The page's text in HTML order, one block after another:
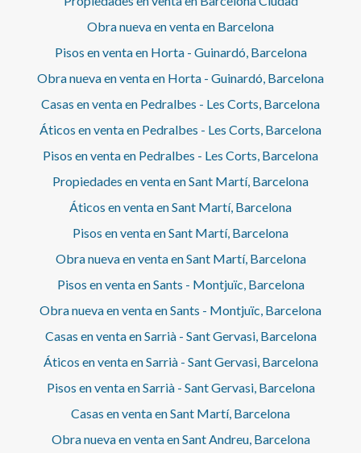
Obra nueva en venta en Barcelona
Pisos en venta en Horta - Guinardó, Barcelona
Obra nueva en venta en Horta - Guinardó, Barcelona
Casas en venta en Pedralbes - Les Corts, Barcelona
Áticos en venta en Pedralbes - Les Corts, Barcelona
Pisos en venta en Pedralbes - Les Corts, Barcelona
Propiedades en venta en Sant Martí, Barcelona
Áticos en venta en Sant Martí, Barcelona
Pisos en venta en Sant Martí, Barcelona
Obra nueva en venta en Sant Martí, Barcelona
Pisos en venta en Sants - Montjuïc, Barcelona
Obra nueva en venta en Sants - Montjuïc, Barcelona
Casas en venta en Sarrià - Sant Gervasi, Barcelona
Áticos en venta en Sarrià - Sant Gervasi, Barcelona
Pisos en venta en Sarrià - Sant Gervasi, Barcelona
Casas en venta en Sant Martí, Barcelona
Obra nueva en venta en Sant Andreu, Barcelona